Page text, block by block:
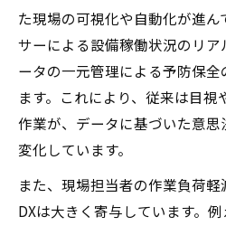
た現場の可視化や自動化が進ん
サーによる設備稼働状況のリ
ータの一元管理による予防保
ます。これにより、従来は目視
作業が、データに基づいた意思
変化しています。
また、現場担当者の作業負荷
DXは大きく寄与しています。